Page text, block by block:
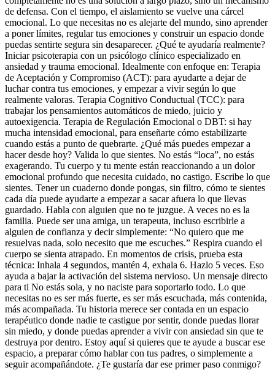
de defensa. Con el tiempo, el aislamiento se vuelve una cárcel
emocional. Lo que necesitas no es alejarte del mundo, sino aprender
a poner límites, regular tus emociones y construir un espacio donde
puedas sentirte segura sin desaparecer. ¿Qué te ayudaría realmente?
Iniciar psicoterapia con un psicólogo clínico especializado en
ansiedad y trauma emocional. Idealmente con enfoque en: Terapia
de Aceptación y Compromiso (ACT): para ayudarte a dejar de
luchar contra tus emociones, y empezar a vivir según lo que
realmente valoras. Terapia Cognitivo Conductual (TCC): para
trabajar los pensamientos automáticos de miedo, juicio y
autoexigencia. Terapia de Regulación Emocional o DBT: si hay
mucha intensidad emocional, para enseñarte cómo estabilizarte
cuando estás a punto de quebrarte. ¿Qué más puedes empezar a
hacer desde hoy? Valida lo que sientes. No estás “loca”, no estás
exagerando. Tu cuerpo y tu mente están reaccionando a un dolor
emocional profundo que necesita cuidado, no castigo. Escribe lo que
sientes. Tener un cuaderno donde pongas, sin filtro, cómo te sientes
cada día puede ayudarte a empezar a sacar afuera lo que llevas
guardado. Habla con alguien que no te juzgue. A veces no es la
familia. Puede ser una amiga, un terapeuta, incluso escribirle a
alguien de confianza y decir simplemente: “No quiero que me
resuelvas nada, solo necesito que me escuches.” Respira cuando el
cuerpo se sienta atrapado. En momentos de crisis, prueba esta
técnica: Inhala 4 segundos, mantén 4, exhala 6. Hazlo 5 veces. Eso
ayuda a bajar la activación del sistema nervioso. Un mensaje directo
para ti No estás sola, y no naciste para soportarlo todo. Lo que
necesitas no es ser más fuerte, es ser más escuchada, más contenida,
más acompañada. Tu historia merece ser contada en un espacio
terapéutico donde nadie te castigue por sentir, donde puedas llorar
sin miedo, y donde puedas aprender a vivir con ansiedad sin que te
destruya por dentro. Estoy aquí si quieres que te ayude a buscar ese
espacio, a preparar cómo hablar con tus padres, o simplemente a
seguir acompañándote. ¿Te gustaría dar ese primer paso conmigo?